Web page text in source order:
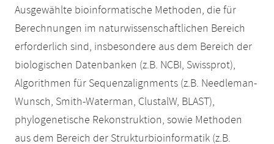
Ausgewählte bioinformatische Methoden, die für
Berechnungen im naturwissenschaftlichen Bereich
erforderlich sind, insbesondere aus dem Bereich der
biologischen Datenbanken (z.B. NCBI, Swissprot),
Algorithmen für Sequenzalignments (z.B. Needleman-
Wunsch, Smith-Waterman, ClustalW, BLAST),
phylogenetische Rekonstruktion, sowie Methoden
aus dem Bereich der Strukturbioinformatik (z.B.